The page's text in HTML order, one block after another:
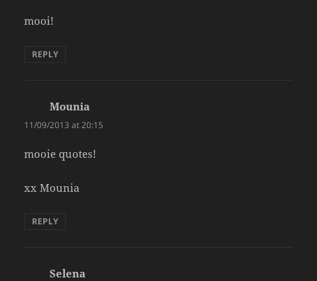
mooi!
REPLY
Mounia
11/09/2013 at 20:15
mooie quotes!
xx Mounia
REPLY
Selena